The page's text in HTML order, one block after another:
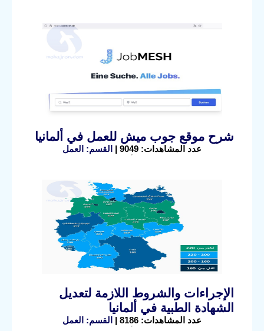
شرح موقع جوب ميش للعمل في ألمانيا
عدد المشاهدات: 9049 | القسم: العمل
الإجراءات والشروط اللازمة لتعديل
الشهادة الطبية في ألمانيا
عدد المشاهدات: 8186 | القسم: العمل